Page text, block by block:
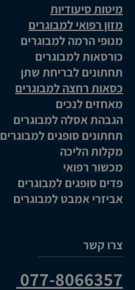
מיטות סיעודיות
מזון רפואי למבוגרים
מנופי הרמה למבוגרים
כורסאות למבוגרים
תחתונים לבריחת שתן
כסאות רחצה למבוגרים
מאחזים לנכים
הגבהת אסלה למבוגרים
תחתונים סופגים למבוגרים
מקלות הליכה
מכשור רפואי
פדים סופגים למבוגרים
אביזרי אמבט למבוגרים
צרו קשר
077-8066357